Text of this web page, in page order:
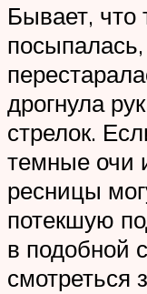
Бывает, что
дрогнула
стрелок.
темные очи
ресницы
потекшую
в подобной
смотреться